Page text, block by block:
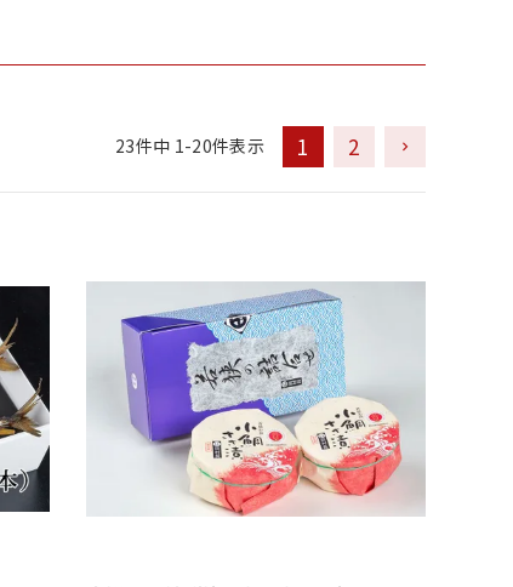
23件中 1-20件表示 1 2